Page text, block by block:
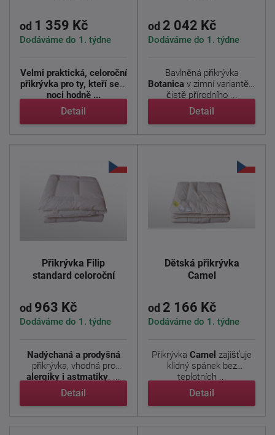
od 1 359 Kč
Dodáváme do 1. týdne
Velmi praktická, celoroční
přikrývka pro ty, kteří se v
noci hodně ...
Detail
od 2 042 Kč
Dodáváme do 1. týdne
Bavlněná přikrývka
Botanica v zimní variantě z
čistě přírodního ...
Detail
Přikrývka Filip
standard celoroční
od 963 Kč
Dodáváme do 1. týdne
Nadýchaná a prodyšná
přikrývka, vhodná pro
alergiky i astmatiky. ...
Detail
Dětská přikrývka
Camel
od 2 166 Kč
Dodáváme do 1. týdne
Přikrývka Camel zajišťuje
klidný spánek bez
teplotních ...
Detail